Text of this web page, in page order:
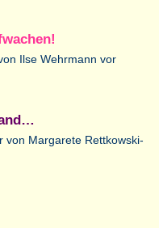
Ilse Wehrmann vor
von Margarete Rettkowski-